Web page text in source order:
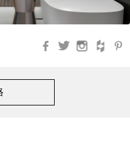
Facebook
Twitter